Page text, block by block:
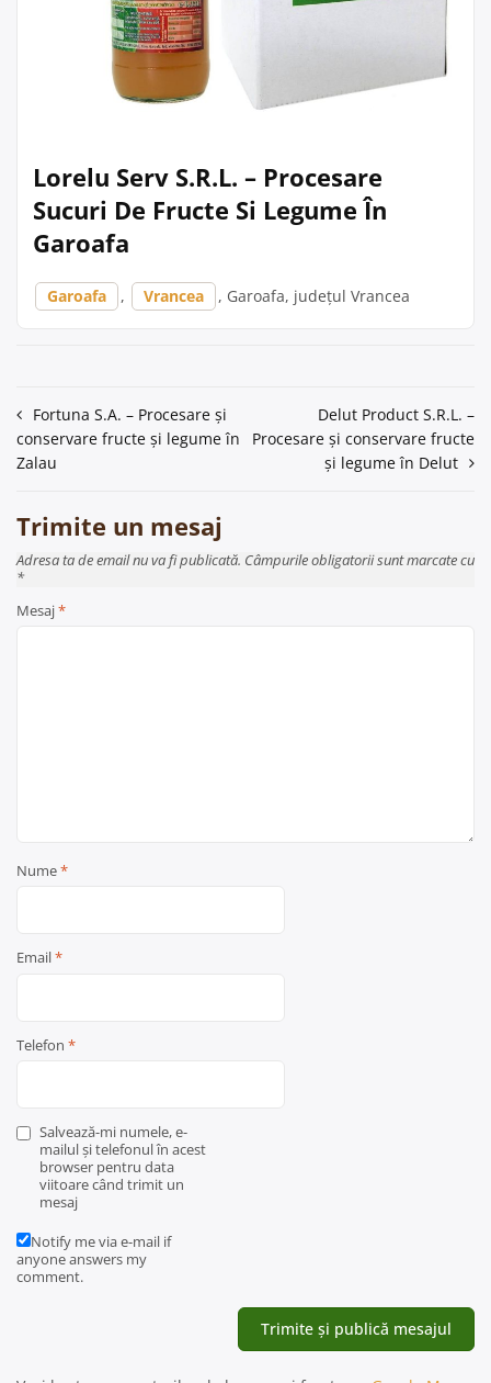
Lorelu Serv S.R.L. – Procesare
Sucuri De Fructe Si Legume În
Garoafa
Garoafa , Vrancea , Garoafa, județul Vrancea
Navigare
în
Fortuna S.A. – Procesare și
conservare fructe și legume în
Zalau
Delut Product S.R.L. –
Procesare și conservare fructe
și legume în Delut
Trimite un mesaj
Adresa ta de email nu va fi publicată. Câmpurile obligatorii sunt marcate cu
*
Mesaj*
Nume*
Email*
Telefon *
Salvează-mi numele, e-
mailul și telefonul în acest
browser pentru data
viitoare când trimit un
mesaj
Notify me via e-mail if
anyone answers my
comment.